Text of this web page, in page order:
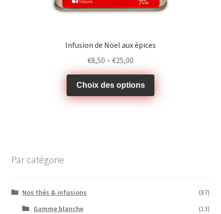
Infusion de Nöel aux épices
€8,50 – €25,00
Choix des options
Par catégorie
Nos thés & infusions
(87)
Gamme blanche
(13)